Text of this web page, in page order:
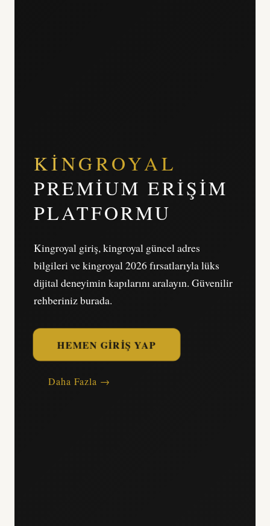
KINGROYAL
PREMIUM ERIŞIM
PLATFORMU
Kingroyal giriş, kingroyal güncel adres
bilgileri ve kingroyal 2026 fırsatlarıyla lüks
dijital deneyimin kapılarını aralayın. Güvenilir
rehberiniz burada.
HEMEN GIRIŞ YAP
Daha Fazla →